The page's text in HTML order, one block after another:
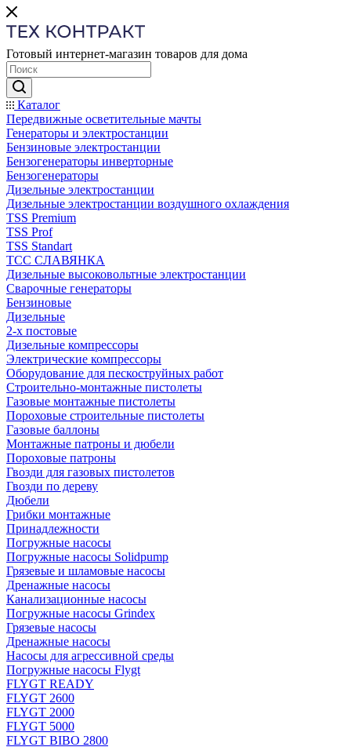
Готовый интернет-магазин товаров для дома
Каталог
Передвижные осветительные мачты
Генераторы и электростанции
Бензиновые электростанции
Бензогенераторы инверторные
Бензогенераторы
Дизельные электростанции
Дизельные электростанции воздушного охлаждения
TSS Premium
TSS Prof
TSS Standart
ТСС СЛАВЯНКА
Дизельные высоковольтные электростанции
Сварочные генераторы
Бензиновые
Дизельные
2-х постовые
Дизельные компрессоры
Электрические компрессоры
Оборудование для пескоструйных работ
Строительно-монтажные пистолеты
Газовые монтажные пистолеты
Пороховые строительные пистолеты
Газовые баллоны
Монтажные патроны и дюбели
Пороховые патроны
Гвозди для газовых пистолетов
Гвозди по дереву
Дюбели
Грибки монтажные
Принадлежности
Погружные насосы
Погружные насосы Solidpump
Грязевые и шламовые насосы
Дренажные насосы
Канализационные насосы
Погружные насосы Grindex
Грязевые насосы
Дренажные насосы
Насосы для агрессивной среды
Погружные насосы Flygt
FLYGT READY
FLYGT 2600
FLYGT 2000
FLYGT 5000
FLYGT BIBO 2800